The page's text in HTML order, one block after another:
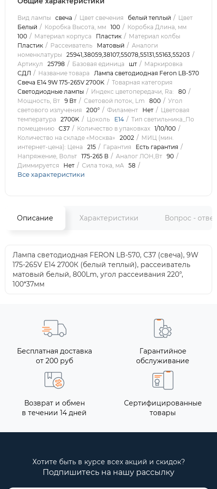
Вид лампы свеча Цвет свечения белый теплый
Цвет
Белый
Коробка Высота, мм 100
Коробка Длина, мм
100
Материал корпуса Пластик
Материал колбы
Пластик
Рассеиватель Матовый
Аналоги
номенклатуры
25941,38059,38107,55078,55131,55163,55203
Артикул
25798 Базовая единица шт
Маркировка
СДЛ
Название товара
Лампа светодиодная Feron LB-570
Свеча E14 9W 175-265V 2700K
Товарная категория
Светодиодные лампы
Индекс цветопередачи, Ra:
80
Мощность, Вт 9 Вт Световой поток, Lm 800
Угол
светового излучения
200° Филамент Нет
Цветовая
температура
2700K Цоколь E14
Тип светильника_По
помещению C37 Количество в упаковках 1/10/100
Количество на складе «Москва»
2002
МИЦ (мин.
интернет-цена): Цена
215 Гарантия
Есть гарантия
Напряжение, Вольт 175-265 В Аналог ЛОН,Вт 90
Диммируется
Нет Сила тока, мА 58
Все характеристики
Описание Характеристики Вопрос -
Лампа светодиодная FERON LB-570, C37 (свеча), 9W
175-265V E14 2700К (белый теплый), рассеиватель
матовый белый, 800Lm, угол рассеивания 220°,
100*37мм
Бесплатная доставка
от 200 руб
Гарантийное
обслуживание
Возврат и обмен
в течении 14 дней
Сертифицированные
товары
Хотите быть в курсе всех акций и скидок?
Подпишитесь на нашу рассылку